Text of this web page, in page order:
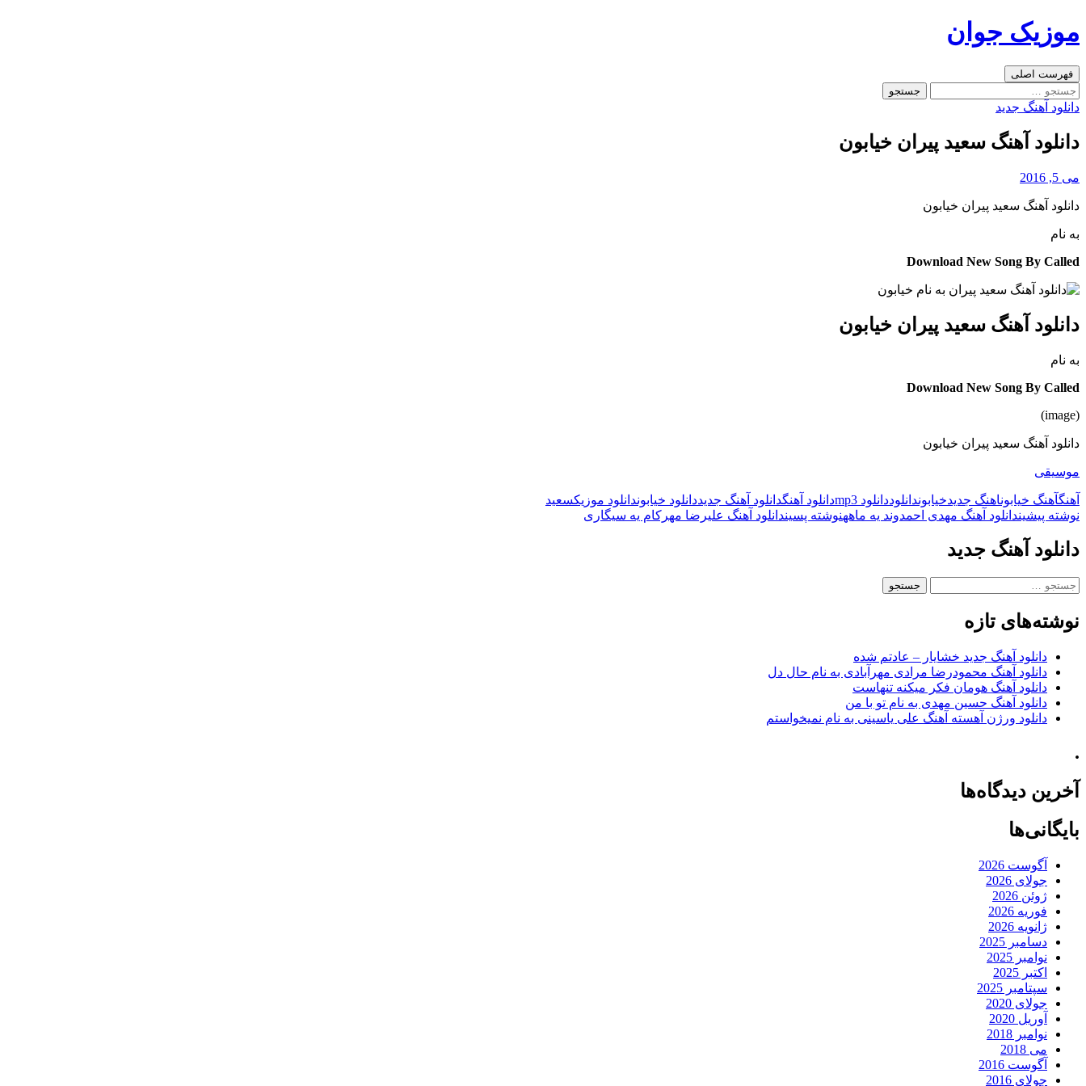
به
موزیک جوان
جست‌وجو
فهرست اصلی
جستجو
برای:
دانلود آهنگ جدید
دانلود آهنگ سعید پیران خیابون
می 5, 2016
دانلود آهنگ سعید پیران خیابون
به نام
Download New Song By Called
دانلود آهنگ سعید پیران خیابون
به نام
Download New Song By Called
(image)
دانلود آهنگ سعید پیران خیابون
موسیقی
آهنگآهنگ خیابوناهنگ جدیدخیابوندانلوددانلود mp3 دانلود آهنگدانلود آهنگ جدیددانلود خیابوندانلود موزیکسعید
ناوبری
نوشته
نوشته پیشیندانلود آهنگ مهدی احمدوند یه ماههنوشته پسیندانلود آهنگ علیرضا مهرکام یه سیگاری
دانلود آهنگ جدید
جستجو
نوشته‌های تازه
دانلود آهنگ جدید خشایار – عادتم شده
دانلود آهنگ محمودرضا مرادی مهرآبادی به نام حال دل
دانلود آهنگ هومان فکر میکنه تنهاست
دانلود آهنگ حسین مهدی به نام تو با من
دانلود ورژن آهسته آهنگ علی یاسینی به نام نمیخواستم
.
آخرین دیدگاه‌ها
بایگانی‌ها
آگوست 2026
جولای 2026
ژوئن 2026
فوریه 2026
ژانویه 2026
دسامبر 2025
نوامبر 2025
اکتبر 2025
سپتامبر 2025
جولای 2020
آوریل 2020
نوامبر 2018
می 2018
آگوست 2016
جولای 2016